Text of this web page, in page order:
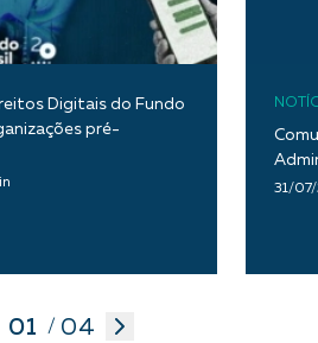
Digitais do Fundo
pré-
31/
01 / 04